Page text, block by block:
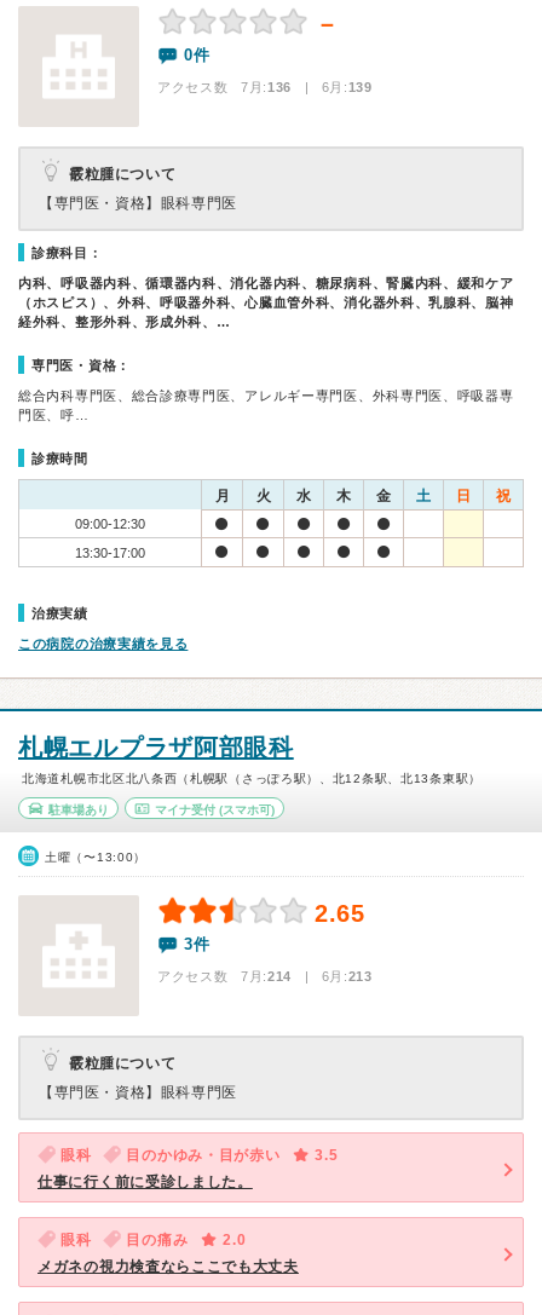
－
0件
アクセス数 7月:136 | 6月:139
霰粒腫について
【専門医・資格】 眼科専門医
診療科目：
内科、呼吸器内科、循環器内科、消化器内科、糖尿病科、腎臓内科、緩和ケア
（ホスピス）、外科、呼吸器外科、心臓血管外科、消化器外科、乳腺科、脳神
経外科、整形外科、形成外科、…
専門医・資格：
総合内科専門医、総合診療専門医、アレルギー専門医、外科専門医、呼吸器専
門医、呼…
診療時間
月 火 水 木 金 土 日 祝
09:00-12:30
13:30-17:00
治療実績
この病院の治療実績を見る
札幌エルプラザ阿部眼科
北海道札幌市北区北八条西（札幌駅（さっぽろ駅）、北12条駅、北13条東駅）
駐車場あり マイナ受付(スマホ可)
土曜（〜13:00）
2.65
3件
アクセス数 7月:214 | 6月:213
霰粒腫について
【専門医・資格】 眼科専門医
眼科 目のかゆみ・目が赤い
3.5
仕事に行く前に受診しました。
眼科 目の痛み
2.0
メガネの視力検査ならここでも大丈夫